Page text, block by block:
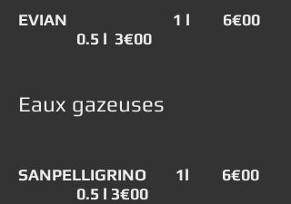
EVIAN 1 l 6€00
0.5 l 3€00
Eaux gazeuses
SANPELLIGRINO 1l 6€00
0.5 l 3€00